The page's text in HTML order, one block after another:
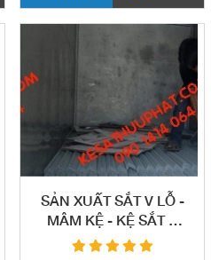
SẢN XUẤT SẮT V LỖ -
MÂM KỆ - KỆ SẮT V